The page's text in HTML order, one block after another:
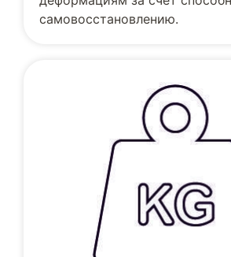
самовосстановлению.